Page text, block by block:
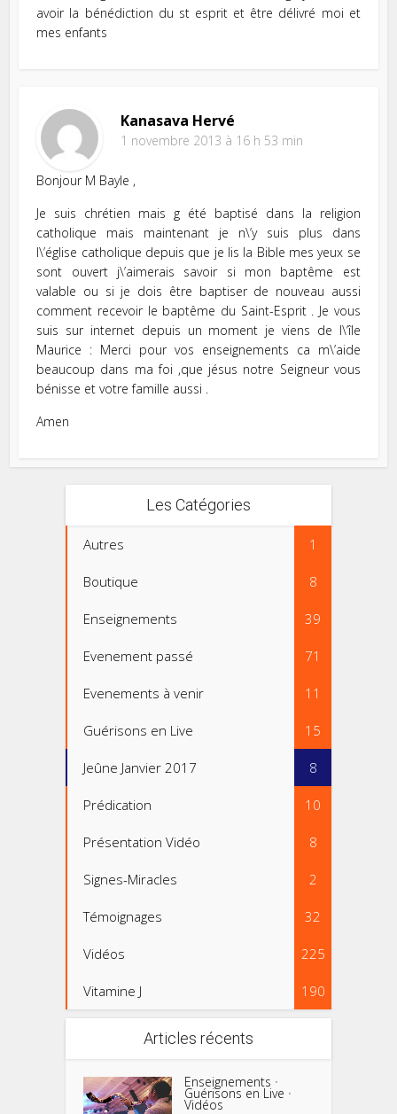
avoir la bénédiction du st esprit et être délivré moi et
mes enfants
Kanasava Hervé
1 novembre 2013 à 16 h 53 min
Bonjour M Bayle ,
Je suis chrétien mais g été baptisé dans la religion
catholique mais maintenant je n\’y suis plus dans
l\’église catholique depuis que je lis la Bible mes yeux se
sont ouvert j\’aimerais savoir si mon baptême est
valable ou si je dois être baptiser de nouveau aussi
comment recevoir le baptême du Saint-Esprit . Je vous
suis sur internet depuis un moment je viens de l\’île
Maurice : Merci pour vos enseignements ca m\’aide
beaucoup dans ma foi ,que jésus notre Seigneur vous
bénisse et votre famille aussi .
Amen
Les Catégories
Autres 1
Boutique 8
Enseignements 39
Evenement passé 71
Evenements à venir 11
Guérisons en Live 15
Jeûne Janvier 2017 8
Prédication 10
Présentation Vidéo 8
Signes-Miracles 2
Témoignages 32
Vidéos 225
Vitamine J 190
Articles récents
Enseignements •
Guérisons en Live •
Vidéos